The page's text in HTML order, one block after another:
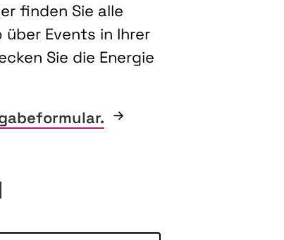
finden Sie alle
über Events in Ihrer
Sie die Energie